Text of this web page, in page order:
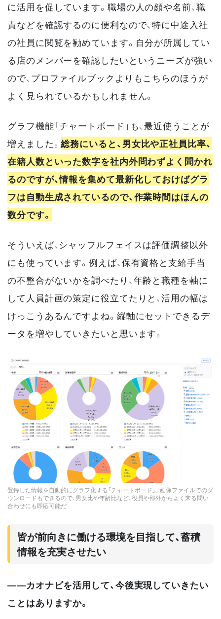
に活用を促しています。職場の人の顔や名前、職
責などを確認するのに便利なので、特に中途入社
の社員に閲覧を勧めています。自分が所属してい
る店のメンバーを確認したいというニーズが強い
ので、プロファイルブックよりもこちらのほうが
よく見られているかもしれません。
グラフ機能「チャートボード」も、最近使うことが
増えました。総務にいると、男女比や正社員比率、
在籍人数といった数字を社内外問わずよく聞かれ
るのですが、情報を集めて最新化しておけばグラ
フは自動生成されているので、作業時間はほんの
数分です。
そういえば、シャッフルフェイスは評価調整以外
にも使っています。例えば、保有資格と支給手当
の不整合がないかを調べたり、年齢と職種を軸に
して人員計画の策定に役立てたりと、活用の幅は
けっこうあるんですよね。縦軸にセットできるデ
ータを増やしていきたいと思います。
登録した情報を自動的にグラフ化する「チャートボード」。画像ファイルでのダ
ウンロードもできるので、男女比や年齢比など、役員や部外からよく来る問い
合わせにも即応可能だ
皆が前向きに働ける環境を目指して、蓄積
情報を充実させたい
――カオナビを活用して、今後実現していきたい
ことはありますか。